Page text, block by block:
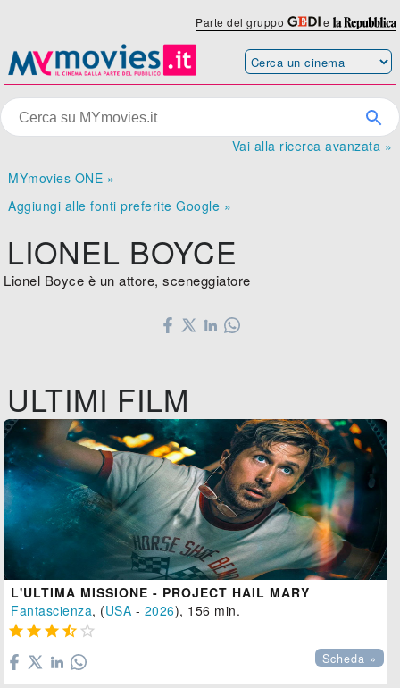
Parte del gruppo e
Vai alla ricerca avanzata »
MYmovies ONE »
Aggiungi alle fonti preferite Google »
LIONEL BOYCE
Lionel Boyce è un attore, sceneggiatore
ULTIMI FILM
L'ULTIMA MISSIONE - PROJECT HAIL MARY
Fantascienza, (USA - 2026), 156 min.
    
Scheda »